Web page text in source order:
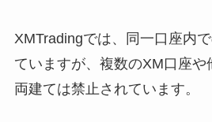
XMTradingでは、同一口座内
ていますが、複数のXM口座
両建ては禁止されています。